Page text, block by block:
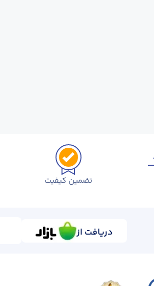
تضمین کیفیت
دریافت از